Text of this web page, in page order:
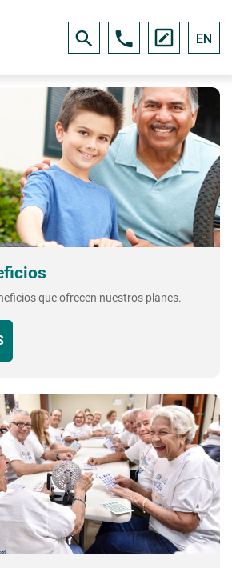
EN
que ofrecen nuestros planes.